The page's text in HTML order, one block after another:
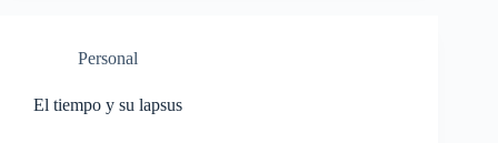
Personal
El tiempo y su lapsus